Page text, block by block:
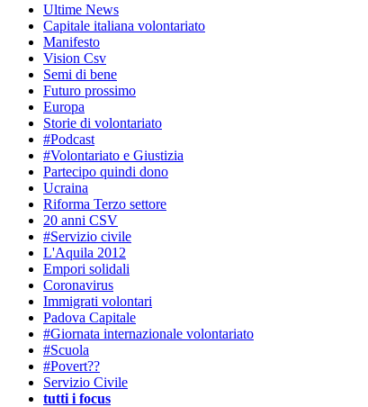
Ultime News
Capitale italiana volontariato
Manifesto
Vision Csv
Semi di bene
Futuro prossimo
Europa
Storie di volontariato
#Podcast
#Volontariato e Giustizia
Partecipo quindi dono
Ucraina
Riforma Terzo settore
20 anni CSV
#Servizio civile
L'Aquila 2012
Empori solidali
Coronavirus
Immigrati volontari
Padova Capitale
#Giornata internazionale volontariato
#Scuola
#Povert??
Servizio Civile
tutti i focus